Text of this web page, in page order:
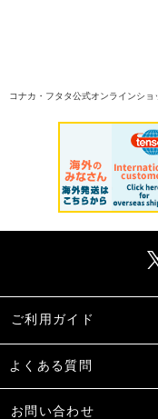
コナカ・フタタ公式オンラインショ
ご利用ガイド
よくある質問
お問い合わせ